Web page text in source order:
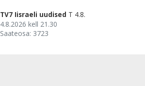
TV7 Iisraeli uudised T 4.8.
4.8.2026 kell 21.30
Saateosa: 3723